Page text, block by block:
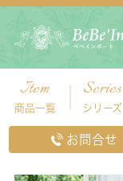
Item
商品一覧
Series
シリーズ
お問合せ